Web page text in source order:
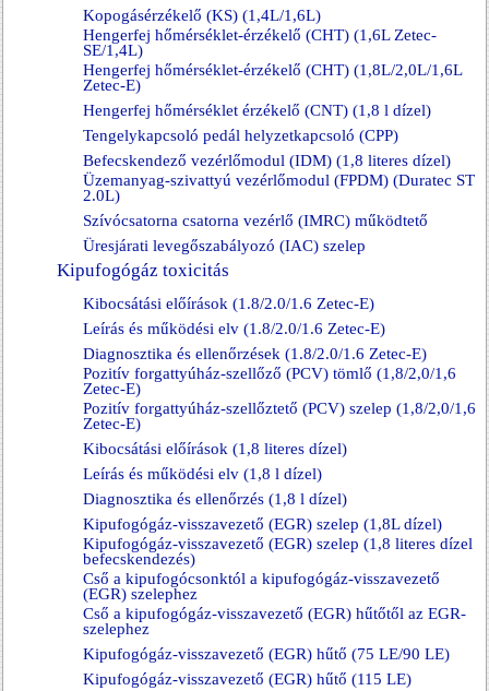
Kopogásérzékelő (KS) (1,4L/1,6L)
Hengerfej hőmérséklet-érzékelő (CHT) (1,6L Zetec-
SE/1,4L)
Hengerfej hőmérséklet-érzékelő (CHT) (1,8L/2,0L/1,6L
Zetec-E)
Hengerfej hőmérséklet érzékelő (CNT) (1,8 l dízel)
Tengelykapcsoló pedál helyzetkapcsoló (CPP)
Befecskendező vezérlőmodul (IDM) (1,8 literes dízel)
Üzemanyag-szivattyú vezérlőmodul (FPDM) (Duratec ST
2.0L)
Szívócsatorna csatorna vezérlő (IMRC) működtető
Üresjárati levegőszabályozó (IAC) szelep
Kipufogógáz toxicitás
Kibocsátási előírások (1.8/2.0/1.6 Zetec-E)
Leírás és működési elv (1.8/2.0/1.6 Zetec-E)
Diagnosztika és ellenőrzések (1.8/2.0/1.6 Zetec-E)
Pozitív forgattyúház-szellőző (PCV) tömlő (1,8/2,0/1,6
Zetec-E)
Pozitív forgattyúház-szellőztető (PCV) szelep (1,8/2,0/1,6
Zetec-E)
Kibocsátási előírások (1,8 literes dízel)
Leírás és működési elv (1,8 l dízel)
Diagnosztika és ellenőrzés (1,8 l dízel)
Kipufogógáz-visszavezető (EGR) szelep (1,8L dízel)
Kipufogógáz-visszavezető (EGR) szelep (1,8 literes dízel
befecskendezés)
Cső a kipufogócsonktól a kipufogógáz-visszavezető
(EGR) szelephez
Cső a kipufogógáz-visszavezető (EGR) hűtőtől az EGR-
szelephez
Kipufogógáz-visszavezető (EGR) hűtő (75 LE/90 LE)
Kipufogógáz-visszavezető (EGR) hűtő (115 LE)